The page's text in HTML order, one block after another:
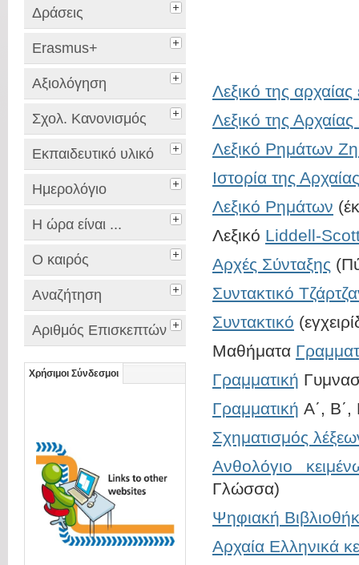
Δράσεις
Erasmus+
Αξιολόγηση
Σχολ. Κανονισμός
Εκπαιδευτικό υλικό
Ημερολόγιο
Η ώρα είναι ...
Ο καιρός
Αναζήτηση
Αριθμός Επισκεπτών
Χρήσιμοι Σύνδεσμοι
Λεξικό της αρχαίας
Λεξικό της
Λεξικό Ρημάτων
Ιστορία της
Λεξικό Ρημάτων
Λεξικό Liddell-
Αρχές Σύνταξης
Συντακτικό
Συντακτικό
Μαθήματα
Γραμματική
Γραμματική Α΄, Β΄,
Σχηματισμός
Ανθολόγιο
Γλώσσα)
Ψηφιακή
Αρχαία Ελληνικά